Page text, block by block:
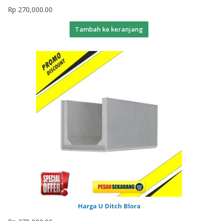
Rp 270,000.00
Tambah ke keranjang
Harga U Ditch Blora